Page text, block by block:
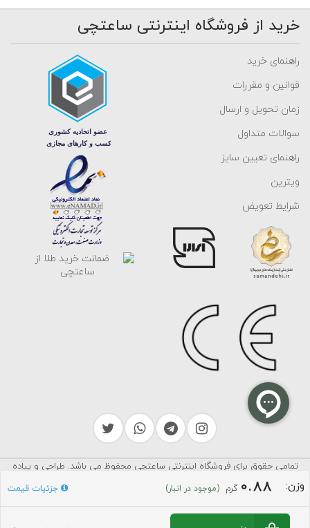
وزن: 0.88 گرم (موجود در انبار) جزئیات قیمت
خرید از فروشگاه اینترنتی ساعتچی
راهنمای خرید
قوانین و مقررات
زمان تحویل و ارسال
سوالات متداول
راهنمای تعیین سایز
ویترین
شرایط تعویض
تمامی حقوق برای فروشگاه اینترنتی ساعتچی محفوظ می باشد. طراحی و پیاده
سازی توسط